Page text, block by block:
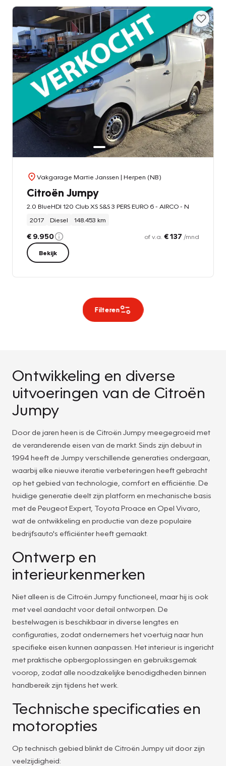
Vakgarage Martie Janssen | Herpen (NB)
Citroën Jumpy
2.0 BlueHDI 120 Club XS S&S 3 PERS EURO 6 - AIRCO - N
2017
Diesel 148.453 km
€ 9.950 of v.a. € 137 /mnd
Bekijk
Filteren
Ontwikkeling en diverse
uitvoeringen van de Citroën
Jumpy
Door de jaren heen is de Citroën Jumpy meegegroeid met
de veranderende eisen van de markt. Sinds zijn debuut in
1994 heeft de Jumpy verschillende generaties ondergaan,
waarbij elke nieuwe iteratie verbeteringen heeft gebracht
op het gebied van technologie, comfort en efficiëntie. De
huidige generatie deelt zijn platform en mechanische basis
met de Peugeot Expert, Toyota Proace en Opel Vivaro,
wat de ontwikkeling en productie van deze populaire
bedrijfsauto's efficiënter heeft gemaakt.
Ontwerp en
interieurkenmerken
Niet alleen is de Citroën Jumpy functioneel, maar hij is ook
met veel aandacht voor detail ontworpen. De
bestelwagen is beschikbaar in diverse lengtes en
configuraties, zodat ondernemers het voertuig naar hun
specifieke eisen kunnen aanpassen. Het interieur is ingericht
met praktische opbergoplossingen en gebruiksgemak
voorop, zodat alle noodzakelijke benodigdheden binnen
handbereik zijn tijdens het werk.
Technische specificaties en
motoropties
Op technisch gebied blinkt de Citroën Jumpy uit door zijn
veelzijdigheid: